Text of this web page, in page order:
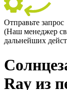
Отправьте запрос
(Наш менеджер
дальнейших
Ray из